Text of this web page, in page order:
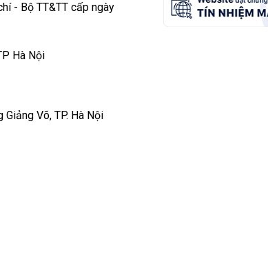
- Bộ TT&TT cấp ngày
Hà Nội
Võ, TP. Hà Nội